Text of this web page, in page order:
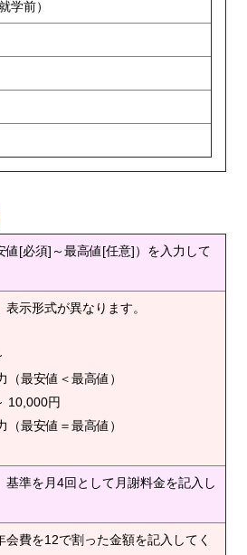
学前）
[必須]～最高値[任意]）を入力して
示形式が異なります。
最安値＜最高値）
10,000円
最安値＝最高値）
準を月4回として月謝料金を記入し
費を12で割った金額を記入してく